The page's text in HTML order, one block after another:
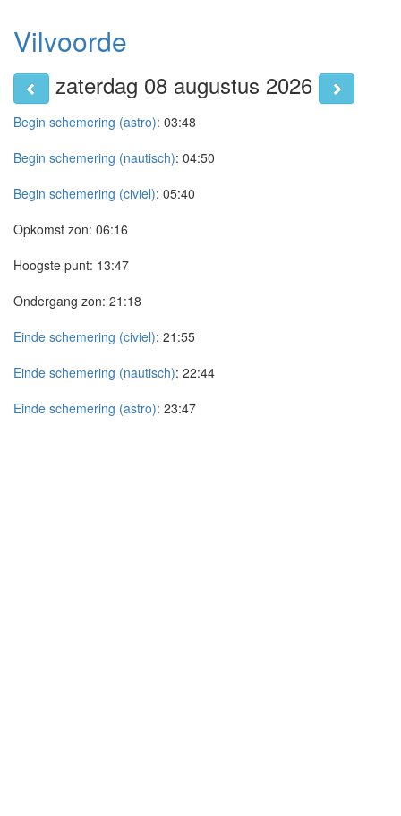
Vilvoorde
zaterdag 08 augustus 2026
Begin schemering (astro): 03:48
Begin schemering (nautisch): 04:50
Begin schemering (civiel): 05:40
Opkomst zon: 06:16
Hoogste punt: 13:47
Ondergang zon: 21:18
Einde schemering (civiel): 21:55
Einde schemering (nautisch): 22:44
Einde schemering (astro): 23:47